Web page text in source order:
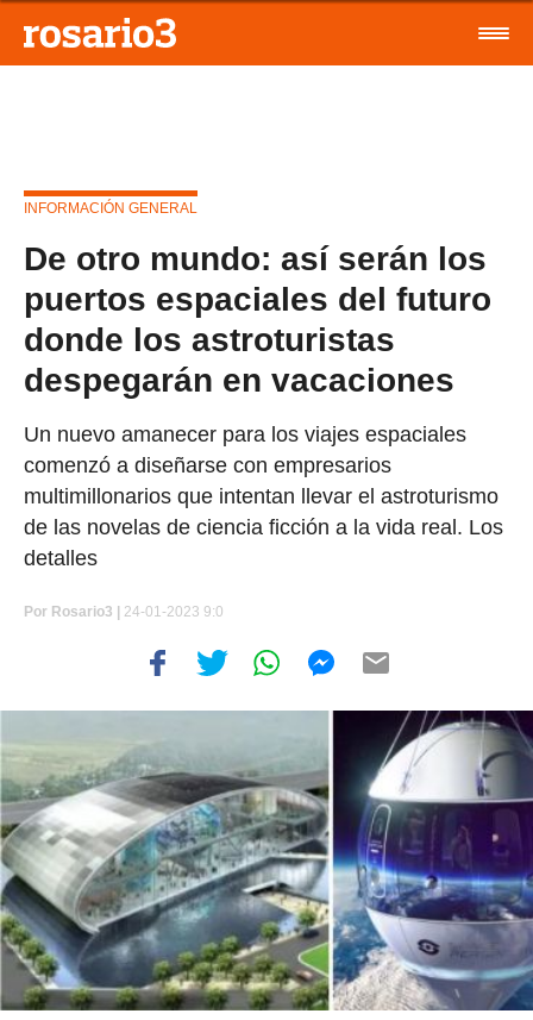
INFORMACIÓN GENERAL
De otro mundo: así serán los
puertos espaciales del futuro
donde los astroturistas
despegarán en vacaciones
Un nuevo amanecer para los viajes espaciales
comenzó a diseñarse con empresarios
multimillonarios que intentan llevar el astroturismo
de las novelas de ciencia ficción a la vida real. Los
detalles
Por Rosario3 | 24-01-2023 9:0